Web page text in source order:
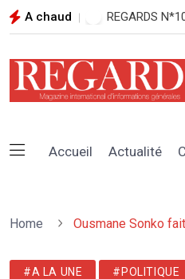
A chaud REGARDS
Accueil Actualité
Home Ousmane Sonko
#A LA UNE #POLITIQUE